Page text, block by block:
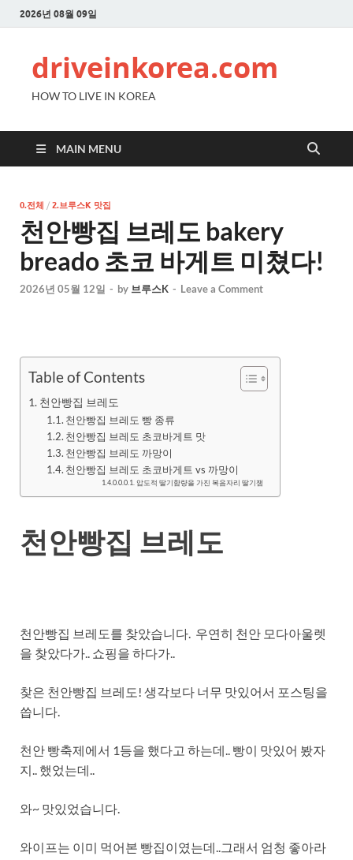
2026년 08월 09일
driveinkorea.com
HOW TO LIVE IN KOREA
MAIN MENU
0.전체 / 2.브루스K 맛집
천안빵집 브레도 bakery
breado 초코 바게트 미쳤다!
2026년 05월 12일 - by 브루스K - Leave a Comment
Table of Contents
천안빵집 브레도
천안빵집 브레도 빵 종류
천안빵집 브레도 초코바게트 맛
천안빵집 브레도 까망이
천안빵집 브레도 초코바게트 vs 까망이
압도적 딸기햠량을 가진 복음자리 딸기잼
천안빵집 브레도
천안빵집 브레도를 찾았습니다. 우연히 천안 모다아울렛
을 찾았다가.. 쇼핑을 하다가..
찾은 천안빵집 브레도! 생각보다 너무 맛있어서 포스팅을
씁니다.
천안 빵축제에서 1등을 했다고 하는데.. 빵이 맛있어 봤자
지.. 했었는데..
와~ 맛있었습니다.
와이프는 이미 먹어본 빵집이였는데..그래서 엄청 좋아라